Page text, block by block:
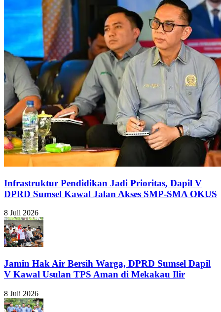
Infrastruktur Pendidikan Jadi Prioritas, Dapil V
DPRD Sumsel Kawal Jalan Akses SMP-SMA OKUS
8 Juli 2026
Jamin Hak Air Bersih Warga, DPRD Sumsel Dapil
V Kawal Usulan TPS Aman di Mekakau Ilir
8 Juli 2026